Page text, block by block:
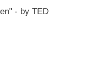
- by TED